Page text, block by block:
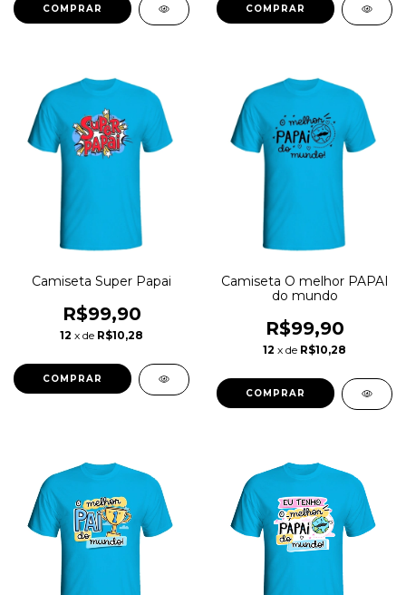
COMPRAR COMPRAR
Camiseta Super Papai
R$99,90
12 x de R$10,28
COMPRAR
Camiseta O melhor PAPAI
do mundo
R$99,90
12 x de R$10,28
COMPRAR